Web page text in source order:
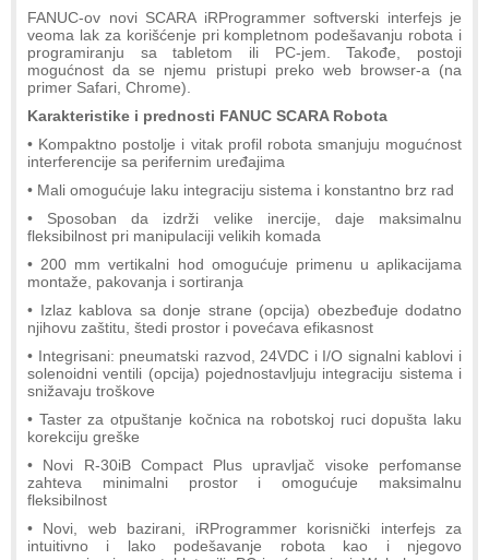
FANUC-ov novi SCARA iRProgrammer softverski interfejs je
veoma lak za korišćenje pri kompletnom podešavanju robota i
programiranju sa tabletom ili PC-jem. Takođe, postoji
mogućnost da se njemu pristupi preko web browser-a (na
primer Safari, Chrome).
Karakteristike i prednosti FANUC SCARA Robota
• Kompaktno postolje i vitak profil robota smanjuju mogućnost
interferencije sa perifernim uređajima
• Mali omogućuje laku integraciju sistema i konstantno brz rad
• Sposoban da izdrži velike inercije, daje maksimalnu
fleksibilnost pri manipulaciji velikih komada
• 200 mm vertikalni hod omogućuje primenu u aplikacijama
montaže, pakovanja i sortiranja
• Izlaz kablova sa donje strane (opcija) obezbeđuje dodatno
njihovu zaštitu, štedi prostor i povećava efikasnost
• Integrisani: pneumatski razvod, 24VDC i I/O signalni kablovi i
solenoidni ventili (opcija) pojednostavljuju integraciju sistema i
snižavaju troškove
• Taster za otpuštanje kočnica na robotskoj ruci dopušta laku
korekciju greške
• Novi R-30iB Compact Plus upravljač visoke perfomanse
zahteva minimalni prostor i omogućuje maksimalnu
fleksibilnost
• Novi, web bazirani, iRProgrammer korisnički interfejs za
intuitivno i lako podešavanje robota kao i njegovo